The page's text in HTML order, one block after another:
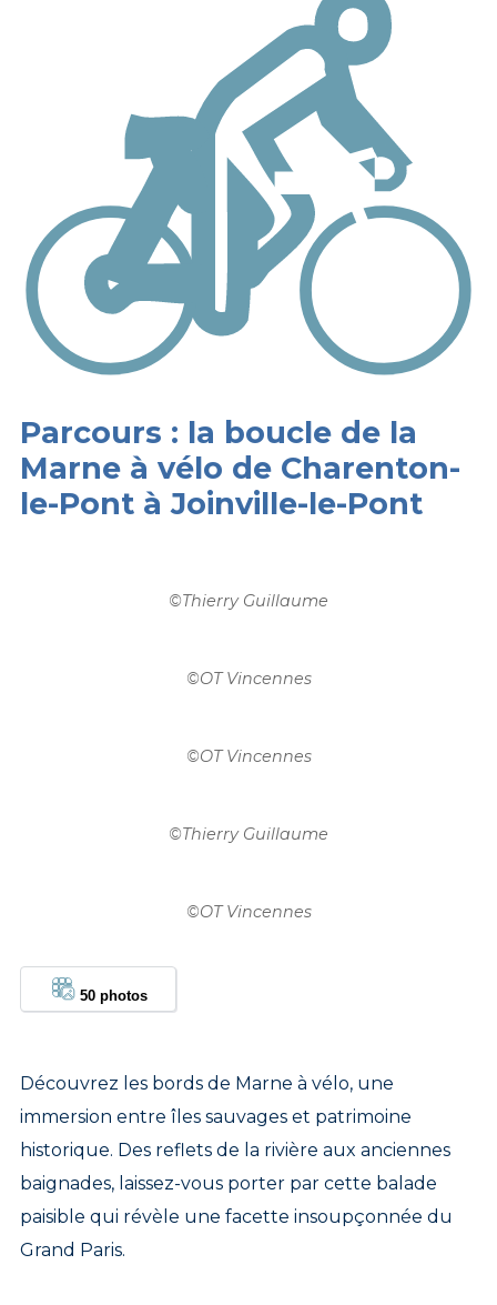
Parcours : la boucle de la
Marne à vélo de Charenton-
le-Pont à Joinville-le-Pont
©Thierry Guillaume
©OT Vincennes
©OT Vincennes
©Thierry Guillaume
©OT Vincennes
50 photos
Découvrez les bords de Marne à vélo, une
immersion entre îles sauvages et patrimoine
historique. Des reflets de la rivière aux anciennes
baignades, laissez-vous porter par cette balade
paisible qui révèle une facette insoupçonnée du
Grand Paris.